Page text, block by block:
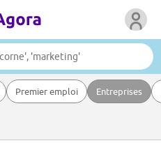
Premier emploi Entreprises